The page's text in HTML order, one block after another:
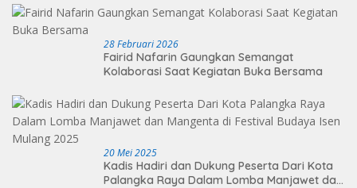
28 Februari 2026
Fairid Nafarin Gaungkan Semangat
Kolaborasi Saat Kegiatan Buka Bersama
20 Mei 2025
Kadis Hadiri dan Dukung Peserta Dari Kota
Palangka Raya Dalam Lomba Manjawet dan